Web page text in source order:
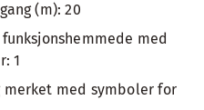
(m): 20
med
1
med symboler for